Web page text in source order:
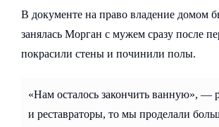
В документе на право владение домом
занялась Морган с мужем сразу после
покрасили стены и починили полы.
«Нам осталось закончить ванную», —
и реставраторы, то мы проделали